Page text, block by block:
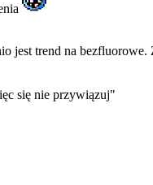
jest trend na bezfluorowe.
się nie przywiązuj"